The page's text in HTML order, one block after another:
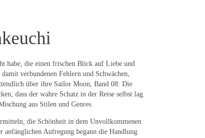
habe, die einen frischen Blick auf Liebe und
verbundenen Fehlern und Schwächen,
über ihre Sailor Moon, Band 08: Die
dass der wahre Schatz in der Reise selbst lag.
aus Stilen und Genres.
die Schönheit in dem Unvollkommenen
anfänglichen Aufregung begann die Handlung